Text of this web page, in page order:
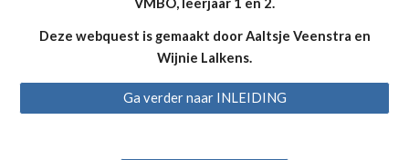
Deze webquest is gemaakt door Aaltsje Veenstra en
Wijnie Lalkens.
Ga verder naar INLEIDING